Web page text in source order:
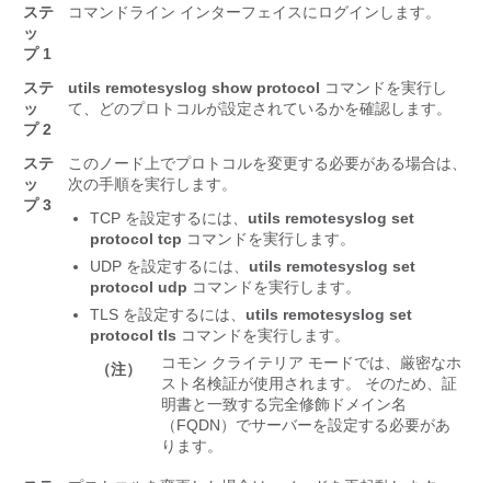
ステ
ッ
プ 1
コマンドライン インターフェイスにログインします。
ステ
ッ
プ 2
utils remotesyslog show protocol コマンドを実行し
て、どのプロトコルが設定されているかを確認します。
ステ
ッ
プ 3
このノード上でプロトコルを変更する必要がある場合は、
次の手順を実行します。
TCP を設定するには、 utils remotesyslog set
protocol tcp コマンドを実行します。
UDP を設定するには、 utils remotesyslog set
protocol udp コマンドを実行します。
TLS を設定するには、 utils remotesyslog set
protocol tls コマンドを実行します。
（注）
コモン クライテリア モードでは、厳密なホ
スト名検証が使用されます。 そのため、証
明書と一致する完全修飾ドメイン名
（FQDN）でサーバーを設定する必要があ
ります。